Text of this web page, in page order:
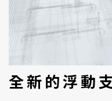
全新的浮動